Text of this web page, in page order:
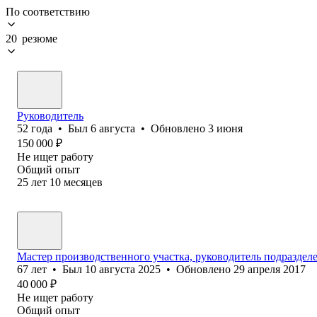
По соответствию
20 резюме
Руководитель
52 года • Был 6 августа • Обновлено 3 июня
150 000 ₽
Не ищет работу
Общий опыт
25 лет 10 месяцев
Мастер производственного участка, руководитель
67 лет • Был 10 августа 2025 • Обновлено 29 апреля 2017
40 000 ₽
Не ищет работу
Общий опыт